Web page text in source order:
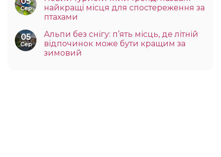
Сер
найкращі місця для спостереження за
птахами
05
Сер
Альпи без снігу: п’ять місць, де літній
відпочинок може бути кращим за
зимовий